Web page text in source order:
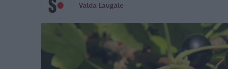
Valda Laugale